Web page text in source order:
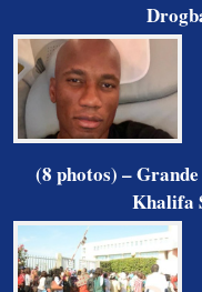
(8 photos) –
Khalifa